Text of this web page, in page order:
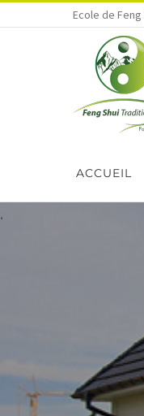
to
Ecole de
ACCUEIL